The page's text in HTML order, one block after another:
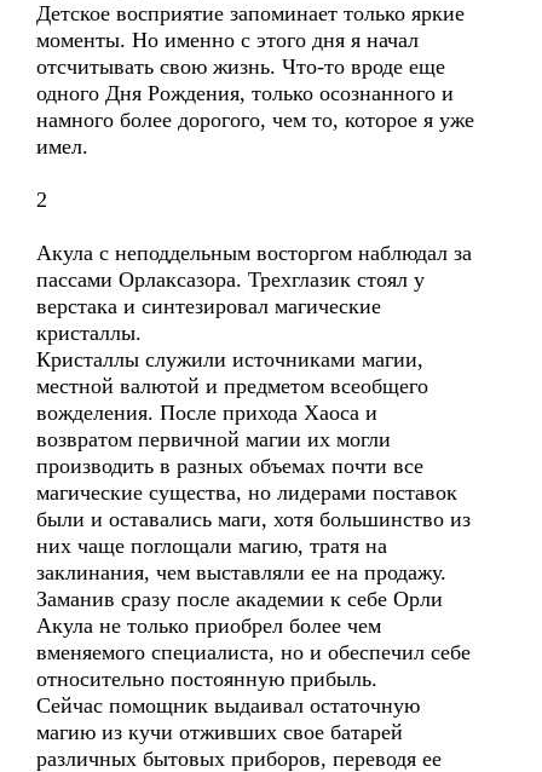
Детское восприятие запоминает только яркие
моменты. Но именно с этого дня я начал
отсчитывать свою жизнь. Что-то вроде еще
одного Дня Рождения, только осознанного и
намного более дорогого, чем то, которое я уже
имел.
2
Акула с неподдельным восторгом наблюдал за
пассами Орлаксазора. Трехглазик стоял у
верстака и синтезировал магические
кристаллы.
Кристаллы служили источниками магии,
местной валютой и предметом всеобщего
вожделения. После прихода Хаоса и
возвратом первичной магии их могли
производить в разных объемах почти все
магические существа, но лидерами поставок
были и оставались маги, хотя большинство из
них чаще поглощали магию, тратя на
заклинания, чем выставляли ее на продажу.
Заманив сразу после академии к себе Орли
Акула не только приобрел более чем
вменяемого специалиста, но и обеспечил себе
относительно постоянную прибыль.
Сейчас помощник выдаивал остаточную
магию из кучи отживших свое батарей
различных бытовых приборов, переводя ее